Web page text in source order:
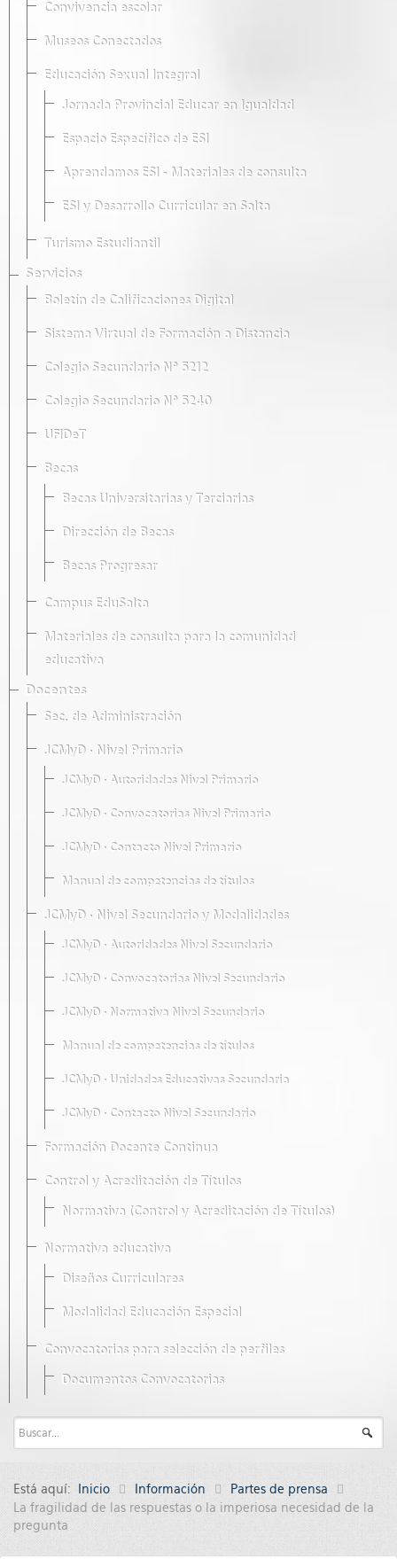
Convivencia escolar
Museos Conectados
Educación Sexual Integral
Jornada Provincial Educar en Igualdad
Espacio Específico de ESI
Aprendamos ESI - Materiales de consulta
ESI y Desarrollo Curricular en Salta
Turismo Estudiantil
Servicios
Boletín de Calificaciones Digital
Sistema Virtual de Formación a Distancia
Colegio Secundario Nº 5212
Colegio Secundario Nº 5240
UFIDeT
Becas
Becas Universitarias y Terciarias
Dirección de Becas
Becas Progresar
Campus EduSalta
Materiales de consulta para la comunidad
educativa
Docentes
Sec. de Administración
JCMyD · Nivel Primario
JCMyD · Autoridades Nivel Primario
JCMyD · Convocatorias Nivel Primario
JCMyD · Contacto Nivel Primario
Manual de competencias de títulos
JCMyD · Nivel Secundario y Modalidades
JCMyD · Autoridades Nivel Secundario
JCMyD · Convocatorias Nivel Secundario
JCMyD · Normativa Nivel Secundario
Manual de competencias de títulos
JCMyD · Unidades Educativas Secundaria
JCMyD · Contacto Nivel Secundario
Formación Docente Continua
Control y Acreditación de Títulos
Normativa (Control y Acreditación de Títulos)
Normativa educativa
Diseños Curriculares
Modalidad Educación Especial
Convocatorias para selección de perfiles
Documentos Convocatorias
Está aquí: Inicio Información
Partes de prensa
La fragilidad de las respuestas o la imperiosa necesidad de la
pregunta